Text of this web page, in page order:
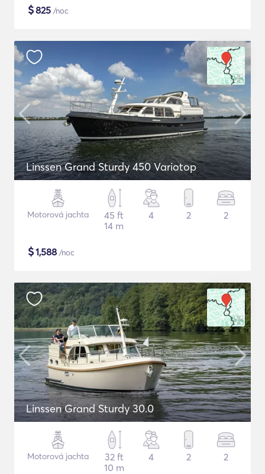
$825 /noc
Linssen Grand Sturdy 450 Variotop
Motorová jachta
45 ft
14 m
4 2 2
$1,588 /noc
Linssen Grand Sturdy 30.0
Motorová jachta
32 ft
10 m
4 2 2